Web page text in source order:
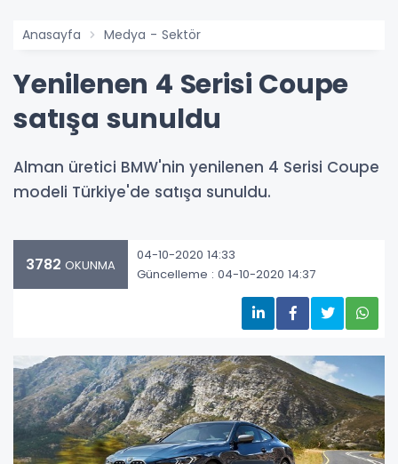
Anasayfa Medya - Sektör
Yenilenen 4 Serisi Coupe
satışa sunuldu
Alman üretici BMW'nin yenilenen 4 Serisi Coupe
modeli Türkiye'de satışa sunuldu.
3782 OKUNMA
04-10-2020 14:33
Güncelleme : 04-10-2020 14:37